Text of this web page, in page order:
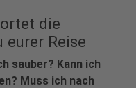
die
Reise
sauber? Kann ich
Muss ich nach